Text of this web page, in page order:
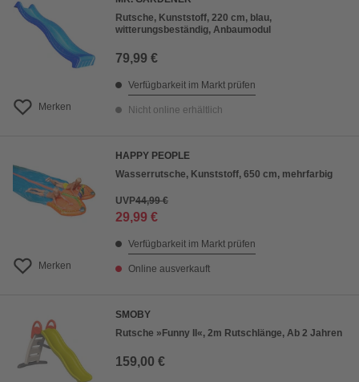
Merken
Rutsche, Kunststoff, 220 cm, blau,
witterungsbeständig, Anbaumodul
79,99 €
Verfügbarkeit im Markt prüfen
Nicht online erhältlich
Merken
HAPPY PEOPLE
Wasserrutsche, Kunststoff, 650 cm, mehrfarbig
UVP44,99 €
29,99 €
Verfügbarkeit im Markt prüfen
Online ausverkauft
SMOBY
Rutsche »Funny II«, 2m Rutschlänge, Ab 2 Jahren
159,00 €